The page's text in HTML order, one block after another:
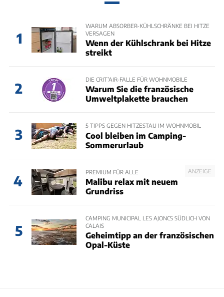
1
WARUM ABSORBER-KÜHLSCHRÄNKE BEI HITZE
VERSAGEN
Wenn der Kühlschrank bei Hitze
streikt
2
DIE CRIT’AIR-FALLE FÜR WOHNMOBILE
Warum Sie die französische
Umweltplakette brauchen
3
5 TIPPS GEGEN HITZESTAU IM WOHNMOBIL
Cool bleiben im Camping-
Sommerurlaub
4
ANZEIGE
PREMIUM FÜR ALLE
Malibu relax mit neuem
Grundriss
5
CAMPING MUNICIPAL LES AJONCS SÜDLICH VON
CALAIS
Geheimtipp an der französischen
Opal-Küste